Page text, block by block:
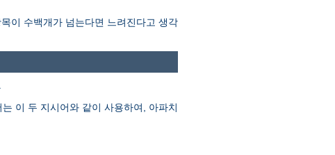
이 수백개가 넘는다면 느려진다고 생각
는 이 두 지시어와 같이 사용하여, 아파치